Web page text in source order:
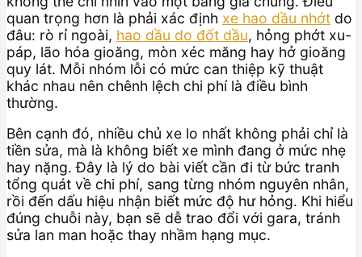
quan trọng hơn là phải xác định xe hao dầu nhớt do
đâu: rò rỉ ngoài, hao dầu do đốt dầu, hỏng phớt xu-
páp, lão hóa gioăng, mòn xéc măng hay hở gioăng
quy lát. Mỗi nhóm lỗi có mức can thiệp kỹ thuật
khác nhau nên chênh lệch chi phí là điều bình
thường.
Bên cạnh đó, nhiều chủ xe lo nhất không phải chỉ là
tiền sửa, mà là không biết xe mình đang ở mức nhẹ
hay nặng. Đây là lý do bài viết cần đi từ bức tranh
tổng quát về chi phí, sang từng nhóm nguyên nhân,
rồi đến dấu hiệu nhận biết mức độ hư hỏng. Khi hiểu
đúng chuỗi này, bạn sẽ dễ trao đổi với gara, tránh
sửa lan man hoặc thay nhầm hạng mục.